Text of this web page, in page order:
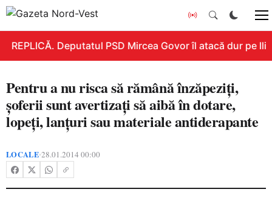
REPLICĂ. Deputatul PSD Mircea Govor îl atacă dur pe
Pentru a nu risca să rămână înzăpeziți,
şoferii sunt avertizați să aibă în dotare,
lopeți, lanțuri sau materiale antiderapante
LOCALE•28.01.2014 00:00